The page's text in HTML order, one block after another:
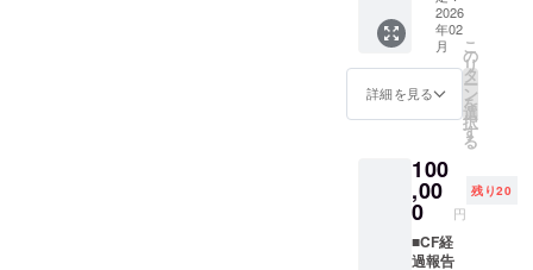
む）に
お名前
をテキ
ストで
クレ
ジット
させて
きます
※プラン
購入の
際、必
ず備考
欄に掲
予定の
Live2D
モデル
とその
レの写
真集
タル版
も含
む）に
お名前
をテキ
ストで
（デジ
タル版
も含
お名前
をテキ
ジット
させて
いただ
きます
※プラン
ファン
ディン
グ終了
後、日
時、場
に相談
させて
いただ
きま
す。 ・
スタジ
様の交
通費や
滞在費
は各自
でご負
ウド
ファン
ディン
グ終了
後、日
時、場
の衣装
での撮
影をし
ていた
だき、
その後
アフ
おしゃ
べりす
るカメ
ラマン
さん向
けプラ
（大）
■コメン
ト付き
お写真
データ
セット
にクレ
ジット
■海外向
け動画
■海外向
けお写
2026
年02
月
詳細を見る
こ
の
リ
タ
ー
ン
を
選
択
す
る
100
,00
0 円
残り20
■CF経
過報告